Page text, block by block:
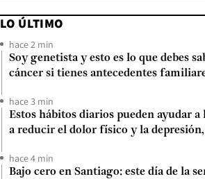
LO ÚLTIMO
hace 2 min
Soy genetista y esto es lo que debes
cáncer si tienes antecedentes
hace 3 min
Estos hábitos diarios pueden ayudar a
a reducir el dolor físico y la
hace 4 min
Bajo cero en Santiago: este día de la